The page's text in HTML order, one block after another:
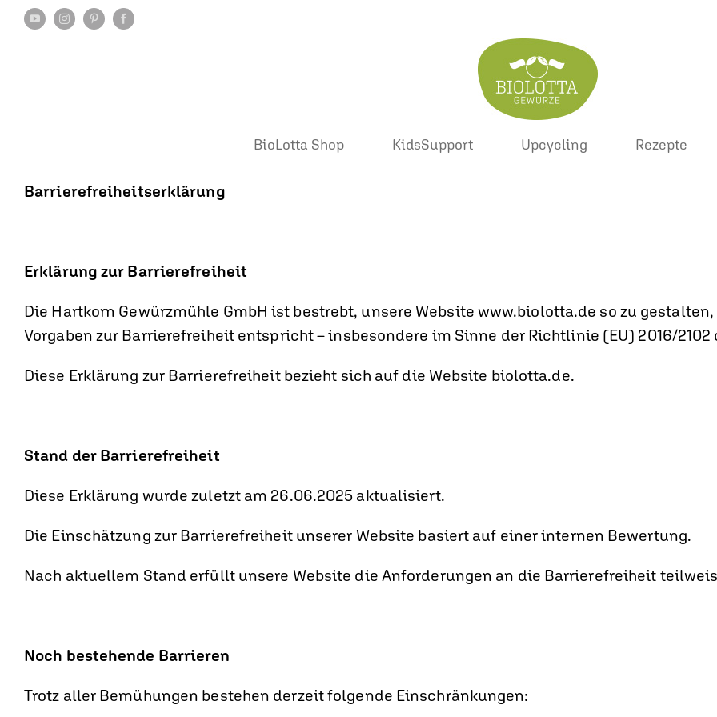
Zum
Inhalt
YouTubeInstagramPinterestFacebook
BioLotta Shop KidsSupport Upcycling Rezepte
Barrierefreiheitserklärung
Erklärung zur Barrierefreiheit
Die Hartkorn Gewürzmühle GmbH ist bestrebt, unsere Website www.biolotta.de so zu
Vorgaben zur Barrierefreiheit entspricht – insbesondere im Sinne der Richtlinie (EU) 2016/
Diese Erklärung zur Barrierefreiheit bezieht sich auf die Website biolotta.de.
Stand der Barrierefreiheit
Diese Erklärung wurde zuletzt am 26.06.2025 aktualisiert.
Die Einschätzung zur Barrierefreiheit unserer Website basiert auf einer internen Bewertung.
Nach aktuellem Stand erfüllt unsere Website die Anforderungen an die Barrierefreiheit
Noch bestehende Barrieren
Trotz aller Bemühungen bestehen derzeit folgende Einschränkungen: